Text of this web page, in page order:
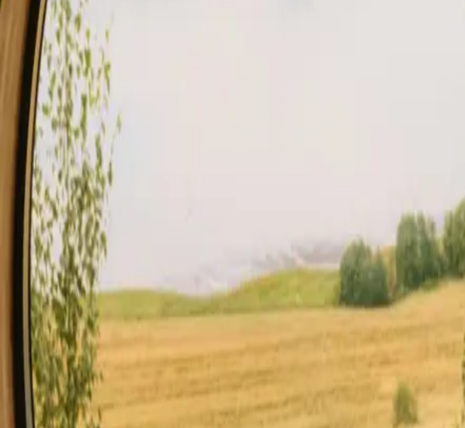
EstanciasTarjeta de regalo. Empezar a hospedar
DescripciónInstalacionesNormas y seguridad Tu anfitriónUbicaciónReseñas
Comprobar disponibilidad